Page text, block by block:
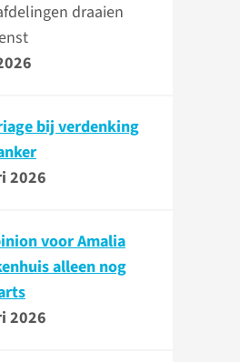
draaien
bij verdenking
2026
voor Amalia
alleen nog
2026